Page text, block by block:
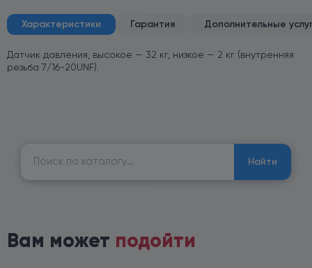
Характеристики Гарантия Дополнительные
Датчик давления, высокое — 32 кг, низкое — 2 кг (внутренняя
резьба 7/16-20UNF).
Найти
Вам может подойти